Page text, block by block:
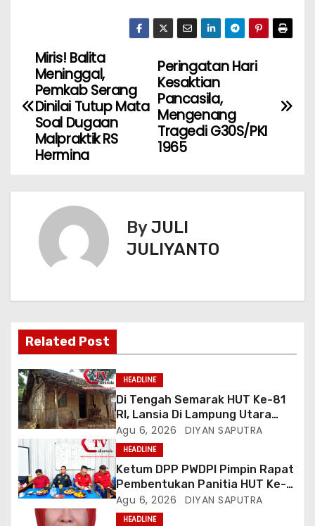
Peringatan Hari
Kesaktian
Pancasila,
Mengenang
Tragedi G30S/PKI
1965
Miris! Balita
Meninggal,
Pemkab Serang
Dinilai Tutup Mata
Soal Dugaan
Malpraktik RS
Hermina
ByJULI
JULIYANTO
Related Post
HEADLINE
Di Tengah Semarak HUT Ke-81
RI, Lansia Di Lampung Utara
Hidup Memprihatinkan
Agu 6, 2026 DIYAN SAPUTRA
HEADLINE
Ketum DPP PWDPI Pimpin Rapat
Pembentukan Panitia HUT Ke-4,
Berikut Susunan Dan Rangkaian
Kegiatannya
Agu 6, 2026 DIYAN SAPUTRA
HEADLINE